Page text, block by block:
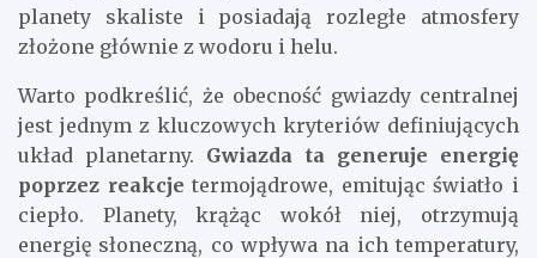
planety skaliste i posiadają rozległe atmosfery
złożone głównie z wodoru i helu.
Warto podkreślić, że obecność gwiazdy centralnej
jest jednym z kluczowych kryteriów definiujących
układ planetarny. Gwiazda ta generuje energię
poprzez reakcje termojądrowe, emitując światło i
ciepło. Planety, krążąc wokół niej, otrzymują
energię słoneczną, co wpływa na ich temperatury,